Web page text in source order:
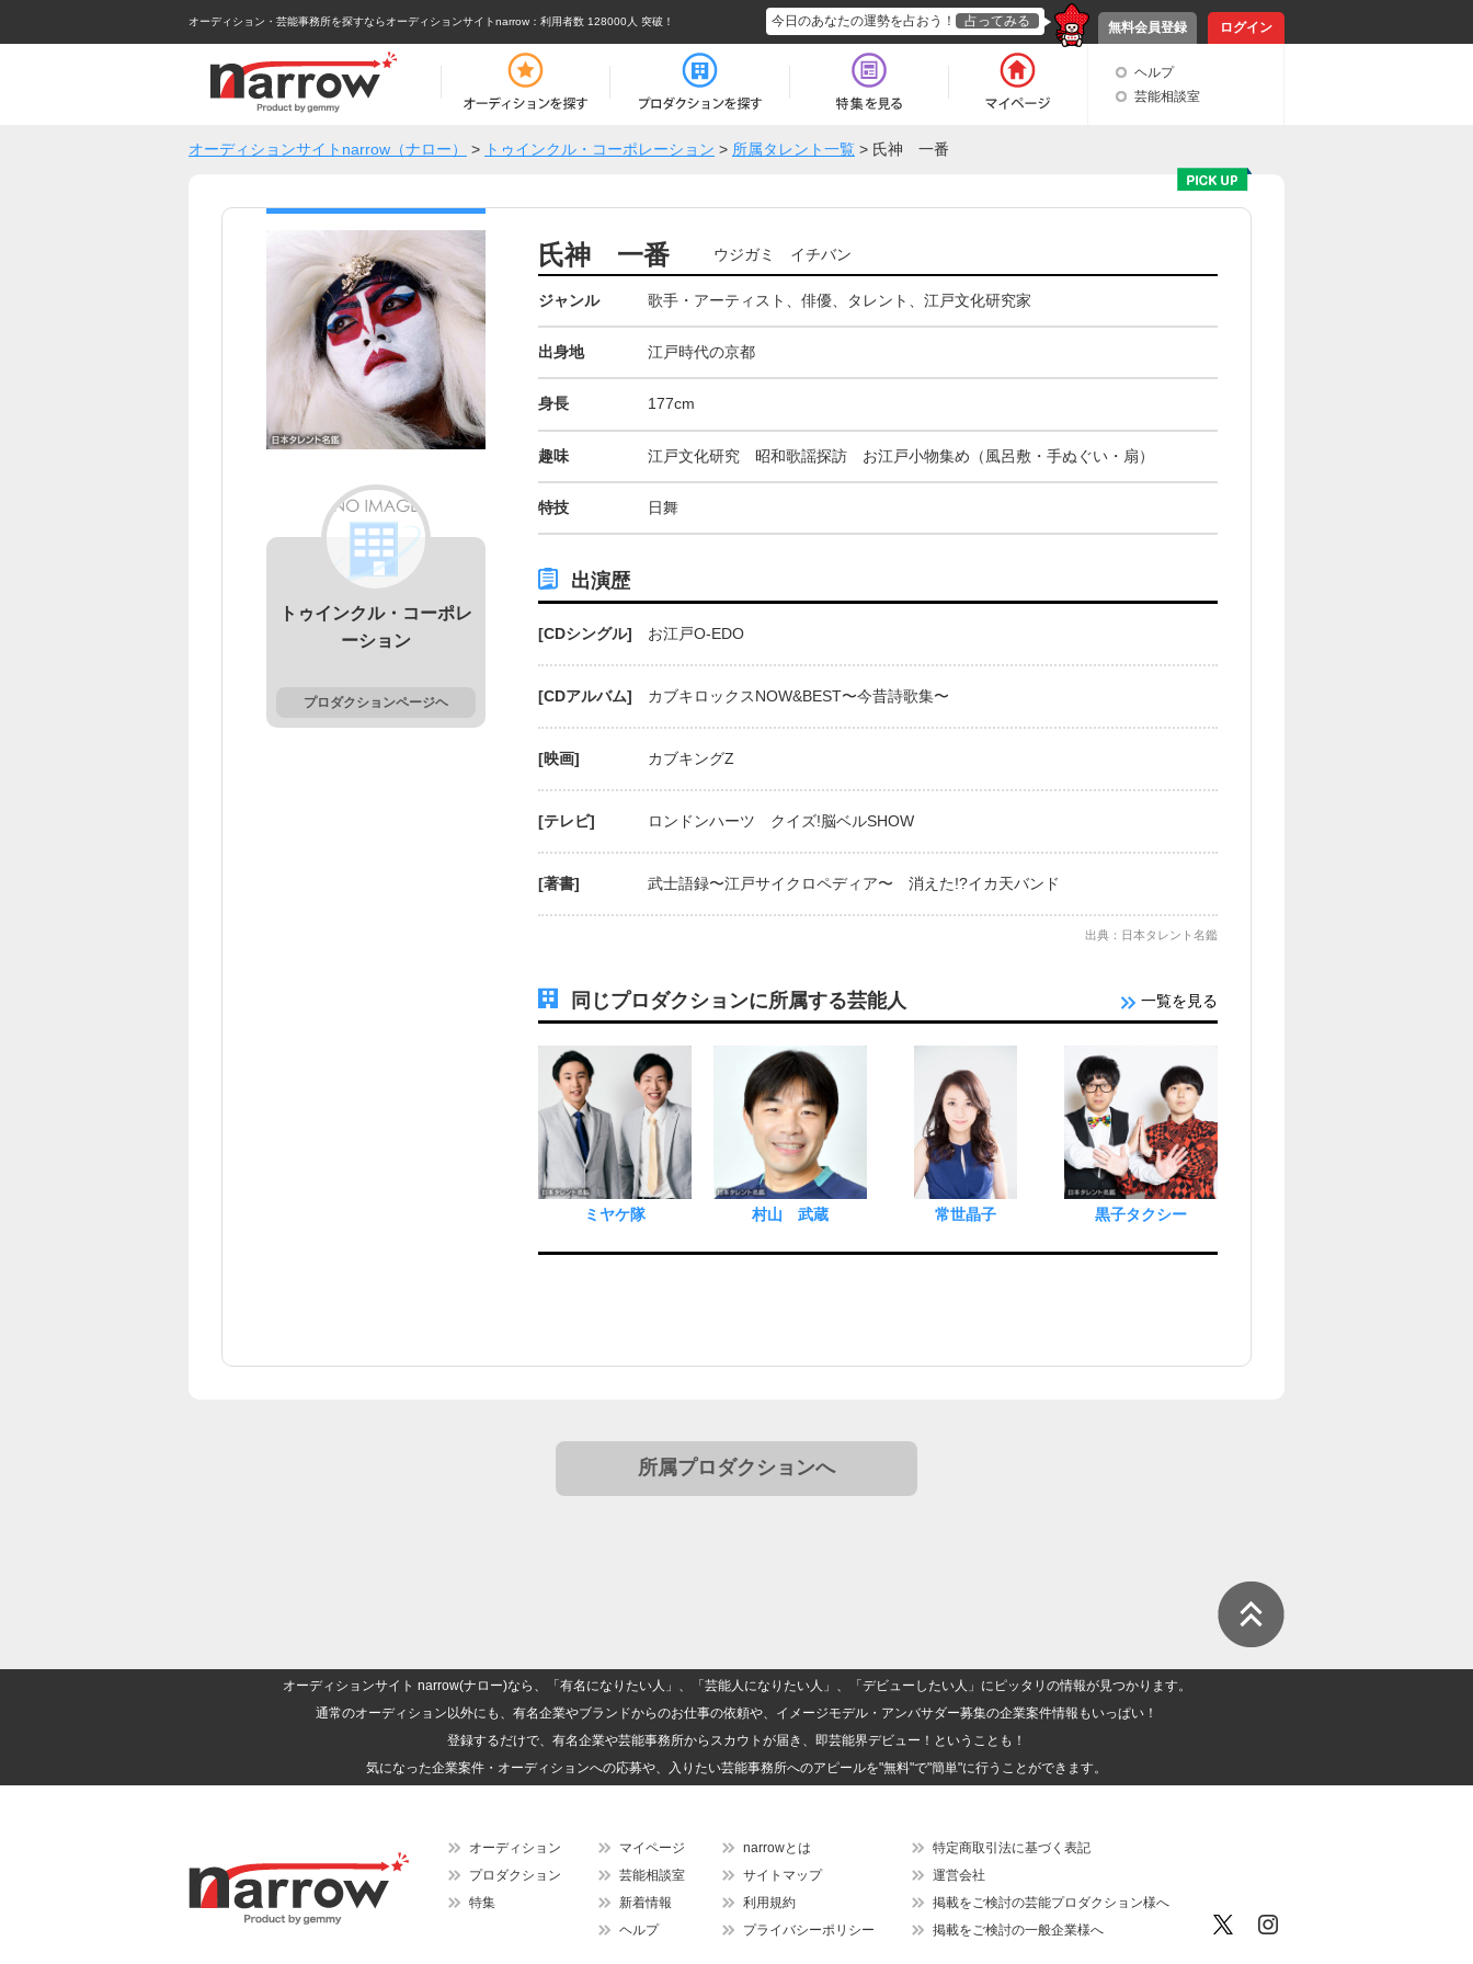
オーディション・芸能事務所を探すならオーディションサイトnarrow ：利用者数 128000人 突破！ 無料会員登録 ログイン
今日のあなたの運勢を占おう！ 占ってみる
ヘルプ
芸能相談室
オーディションサイトnarrow（ナロー） > トゥインクル・コーポレーション > 所属タレント一覧 > 氏神 一番
トゥインクル・コーポレ
ーション
プロダクションページヘ
氏神 一番 ウジガミ イチバン
ジャンル 歌手・アーティスト、俳優、タレント、江戸文化研究家
出身地 江戸時代の京都
身長 177cm
趣味 江戸文化研究 昭和歌謡探訪 お江戸小物集め（風呂敷・手ぬぐい・扇）
特技 日舞
出演歴
[CDシングル] お江戸O-EDO
[CDアルバム] カブキロックスNOW&BEST〜今昔詩歌集〜
[映画] カブキングZ
[テレビ] ロンドンハーツ クイズ!脳ベルSHOW
[著書] 武士語録〜江戸サイクロペディア〜 消えた!?イカ天バンド
出典：日本タレント名鑑
同じプロダクションに所属する芸能人 一覧を見る
ミヤケ隊 村山 武蔵 常世晶子 黒子タクシー
所属プロダクションへ
オーディションサイト narrow(ナロー)なら、「有名になりたい人」、「芸能人になりたい人」、「デビューしたい人」にピッタリの情報が見つかります。
通常のオーディション以外にも、有名企業やブランドからのお仕事の依頼や、イメージモデル・アンバサダー募集の企業案件情報もいっぱい！
登録するだけで、有名企業や芸能事務所からスカウトが届き、即芸能界デビュー！ということも！
気になった企業案件・オーディションへの応募や、入りたい芸能事務所へのアピールを"無料"で"簡単"に行うことができます。
オーディション
プロダクション
特集
マイページ
芸能相談室
新着情報
ヘルプ
narrowとは
サイトマップ
利用規約
プライバシーポリシー
特定商取引法に基づく表記
運営会社
掲載をご検討の芸能プロダクション様へ
掲載をご検討の一般企業様へ